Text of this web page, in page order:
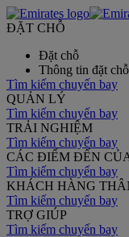
ĐẶT CHỖ
Đặt chỗ
Thông tin đặt
Tìm kiếm chuyến bay
QUẢN LÝ
Tìm kiếm chuyến bay
TRẢI NGHIỆM
Tìm kiếm chuyến bay
CÁC ĐIỂM ĐẾN
Tìm kiếm chuyến bay
KHÁCH HÀNG
Tìm kiếm chuyến bay
TRỢ GIÚP
Tìm kiếm chuyến bay